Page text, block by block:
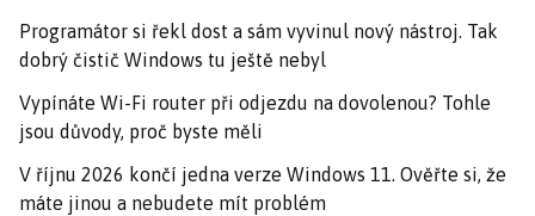
Programátor si řekl dost a sám vyvinul nový nástroj. Tak
dobrý čistič Windows tu ještě nebyl
Vypínáte Wi-Fi router při odjezdu na dovolenou? Tohle
jsou důvody, proč byste měli
V říjnu 2026 končí jedna verze Windows 11. Ověřte si, že
máte jinou a nebudete mít problém